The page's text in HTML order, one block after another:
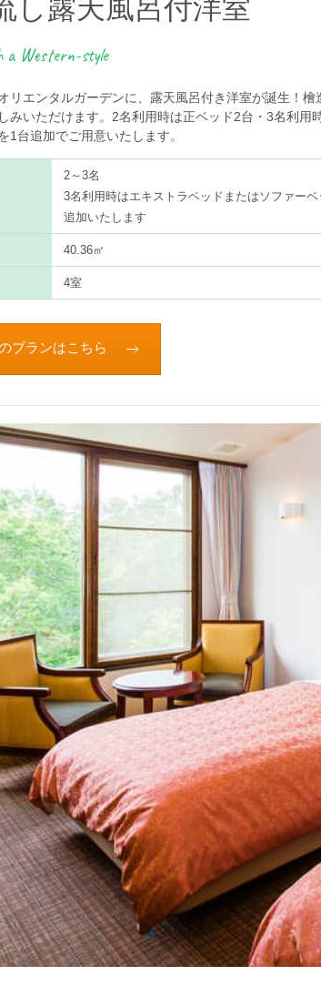
し露天風呂付洋室
Western-style
リエンタルガーデンに、露天風呂付き洋室が誕生！檜
みいただけます。2名利用時は正ベッド2台・3名利用
1台追加でご用意いたします。
2～3名
3名利用時はエキストラベッド またはソファーベ
追加いたします
40.36㎡
4室
プランはこちら